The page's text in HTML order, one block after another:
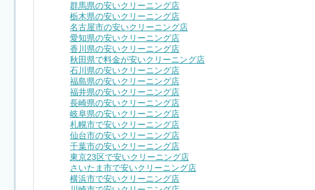
群馬県の安いクリーニング店
栃木県の安いクリーニング店
名古屋市の安いクリーニング店
愛知県の安いクリーニング店
香川県の安いクリーニング店
秋田県で料金が安いクリーニング店
石川県の安いクリーニング店
福島県の安いクリーニング店
福井県の安いクリーニング店
長崎県の安いクリーニング店
岐阜県の安いクリーニング店
札幌市で安いクリーニング店
仙台市の安いクリーニング店
千葉市の安いクリーニング店
東京23区で安いクリーニング店
さいたま市で安いクリーニング店
横浜市で安いクリーニング店